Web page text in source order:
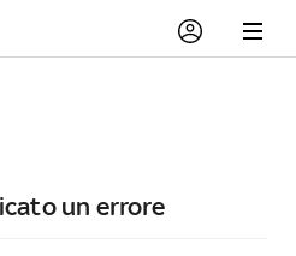
un errore